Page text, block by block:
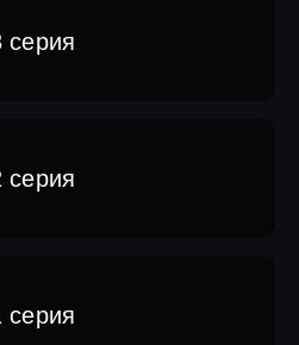
серия
серия
серия